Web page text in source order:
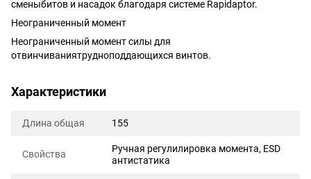
сменыбитов и насадок благодаря системе Rapidaptor.
Неограниченный момент
Неограниченный момент силы для
отвинчиваниятрудноподдающихся винтов.
Характеристики
Длина общая 155
Свойства
Ручная регулилировка момента, ESD
антистатика